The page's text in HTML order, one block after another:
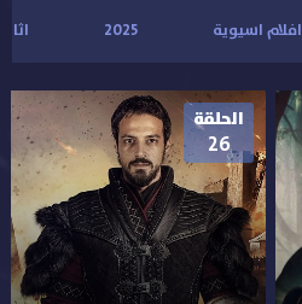
افلام اسيوية 2025
الحلقة
26